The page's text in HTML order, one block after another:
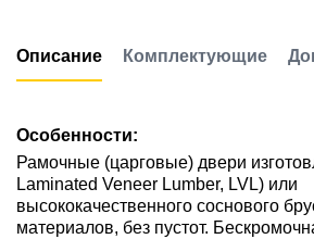
Описание Комплектующие
Особенности:
Рамочные (царговые) двери
Laminated Veneer Lumber, LVL) или
высококачественного соснового
материалов, без пустот.